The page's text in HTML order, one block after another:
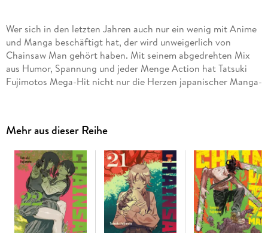
Wer sich in den letzten Jahren auch nur ein wenig mit Anime
und Manga beschäftigt hat, der wird unweigerlich von
Chainsaw Man gehört haben. Mit seinem abgedrehten Mix
aus Humor, Spannung und jeder Menge Action hat Tatsuki
Fujimotos Mega-Hit nicht nur die Herzen japanischer Manga-
Inhalt Band 14:Denji kann sein Glück kaum fassen. Asa hat
ihn tatsächlich auf ein Date eingeladen - auch wenn es ihr
nur darum geht, ihre Begleitung in eine Waffe zu verwandeln.
Der gemeinsame Besuch des Aquariums wird jedoch zu einem
altbekannten Albtraum, als ein Teufel die beiden zwischen
Fischen und Seesternen gefangen nimmt. . .
Mehr aus dieser Reihe